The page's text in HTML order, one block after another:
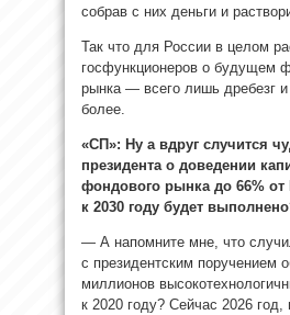
собрав с них деньги и
Так что для России в целом
госфункционеров о будущем
рынка — всего лишь дребезг
более.
«СП»: Ну а вдруг случится
президента о доведении
фондового рынка до 66%
к 2030 году будет
— А напомните мне, что
с президентским поручением
миллионов
к 2020 году? Сейчас 2026 год,